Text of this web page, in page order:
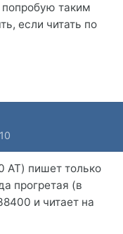
попробую таким
если читать по
AT) пишет только
прогретая (в
и читает на